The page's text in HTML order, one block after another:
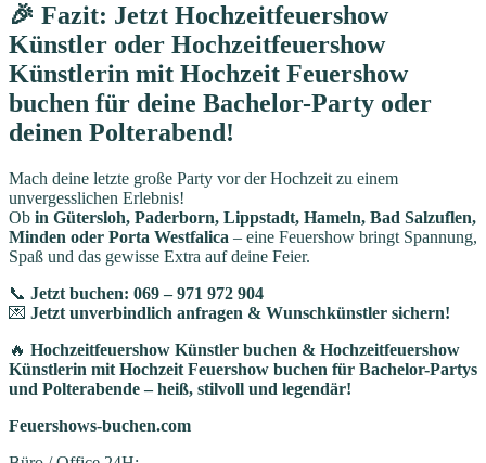
🎉 Fazit: Jetzt Hochzeitfeuershow
Künstler oder Hochzeitfeuershow
Künstlerin mit Hochzeit Feuershow
buchen für deine Bachelor-Party oder
deinen Polterabend!
Mach deine letzte große Party vor der Hochzeit zu einem
unvergesslichen Erlebnis!
Ob in Gütersloh, Paderborn, Lippstadt, Hameln, Bad Salzuflen,
Minden oder Porta Westfalica – eine Feuershow bringt Spannung,
Spaß und das gewisse Extra auf deine Feier.
📞 Jetzt buchen: 069 – 971 972 904
💌 Jetzt unverbindlich anfragen & Wunschkünstler sichern!
🔥 Hochzeitfeuershow Künstler buchen & Hochzeitfeuershow
Künstlerin mit Hochzeit Feuershow buchen für Bachelor-Partys
und Polterabende – heiß, stilvoll und legendär!
Feuershows-buchen.com